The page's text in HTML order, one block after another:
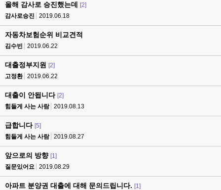
올해 감사로 승진했는데
[2]
감사로승진
2019.06.18
자동차보험순위 비교견적
김수빈 2019.06.22
대출정부지원
[2]
고정환
2019.06.22
대출이 안됩니다 [2]
힘들게 사는 사람
2019.08.13
급합니다 [5]
힘들게 사는 사람
2019.08.27
앞으로의 방향 [1]
질문있어요
2019.08.29
아파트 분양권 대출에 대해 문의드립니다. [1]